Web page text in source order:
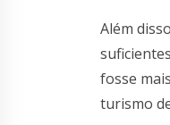
Além
fosse
turismo